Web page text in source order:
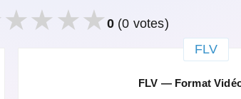
0 (0 votes)
FLV
FLV — Format